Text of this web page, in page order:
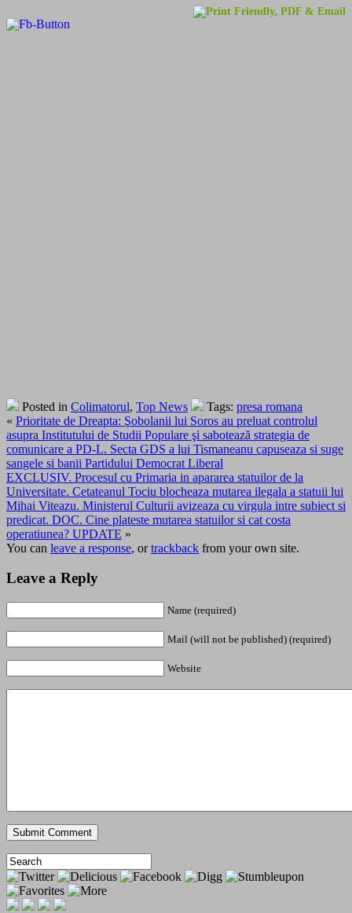
Posted in Colimatorul, Top News Tags: presa romana
« Prioritate de Dreapta: Şobolanii lui Soros au preluat controlul
asupra Institutului de Studii Populare şi sabotează strategia de
comunicare a PD-L. Secta GDS a lui Tismaneanu capuseaza si suge
sangele si banii Partidului Democrat Liberal
EXCLUSIV. Procesul cu Primaria in apararea statuilor de la
Universitate. Cetateanul Tociu blocheaza mutarea ilegala a statuii lui
Mihai Viteazu. Ministerul Culturii avizeaza cu virgula intre subiect si
predicat. DOC. Cine plateste mutarea statuilor si cat costa
operatiunea? UPDATE »
You can leave a response, ortrackback from your own site.
Leave a Reply
Name (required)
Mail (will not be published) (required)
Website